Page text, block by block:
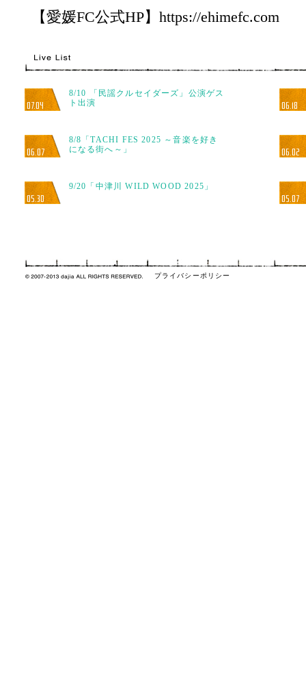
【愛媛FC公式HP】 https://ehimefc.com
07.04
8/10 「民謡クルセイダーズ」公演ゲス
ト出演
06.18
06.07
8/8「TACHI FES 2025 ～音楽を好き
になる街へ～」
06.02
05.30
9/20「中津川 WILD WOOD 2025」
05.07
プライバシーポリシー